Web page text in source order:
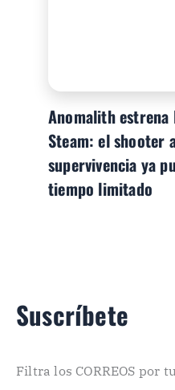
Anomalith estrena
Steam: el shooter
supervivencia ya
tiempo limitado
Suscríbete
Filtra los CORREOS por